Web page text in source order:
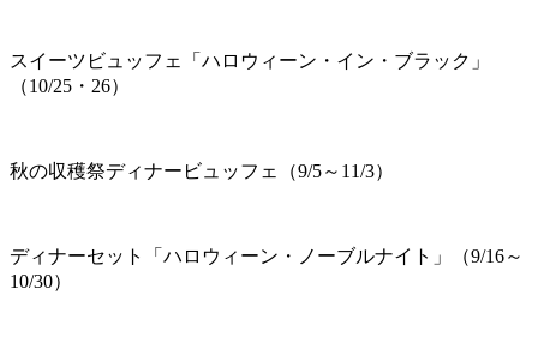
スイーツビュッフェ「ハロウィーン・イン・ブラック」
（10/25・26）
秋の収穫祭ディナービュッフェ（9/5～11/3）
ディナーセット「ハロウィーン・ノーブルナイト」（9/16～
10/30）